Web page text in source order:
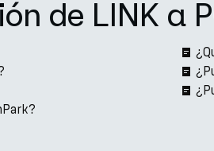
de LINK a